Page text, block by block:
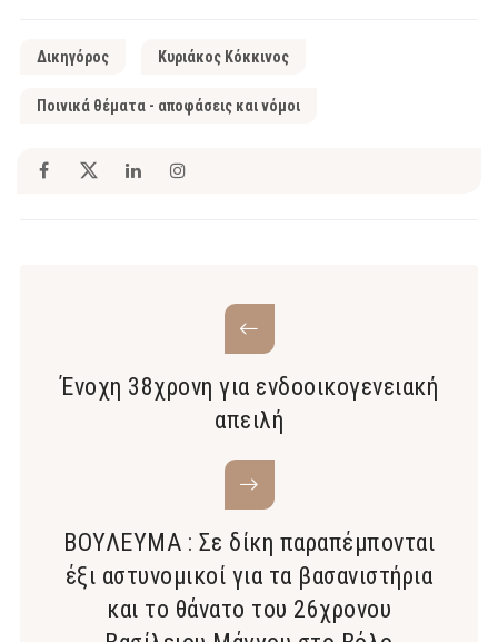
Δικηγόρος Κυριάκος Κόκκινος
Ποινικά θέματα - αποφάσεις και νόμοι
Ένοχη 38χρονη για ενδοοικογενειακή
απειλή
ΒΟΥΛΕΥΜΑ : Σε δίκη παραπέμπονται
έξι αστυνομικοί για τα βασανιστήρια
και το θάνατο του 26χρονου